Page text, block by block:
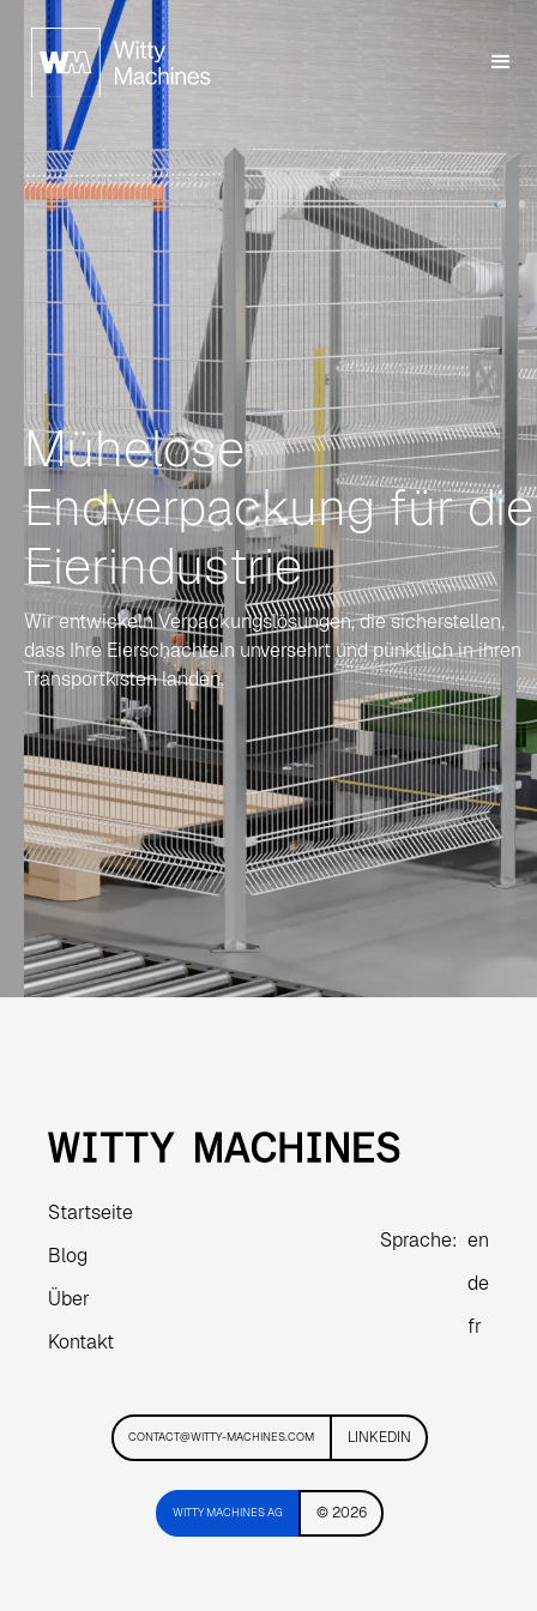
Mühelose
Endverpackung für die
Eierindustrie
Wir entwickeln Verpackungslösungen, die sicherstellen,
dass Ihre Eierschachteln unversehrt und pünktlich in ihren
Transportkisten landen.
Startseite
Blog
Über
Kontakt
Sprache: en
de
fr
CONTACT@WITTY-MACHINES.COM LINKEDIN
WITTY MACHINES AG © 2026